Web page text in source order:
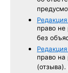
Редакция
право
без
Редакция
право на
(отзыва).